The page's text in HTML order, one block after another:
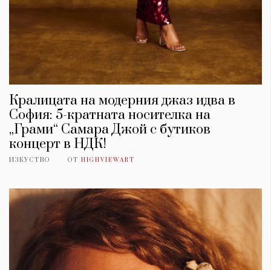
Кралицата на модерния джаз идва в
София: 5-кратната носителка на
„Грами“ Самара Джой с бутиков
концерт в НДК!
ИЗКУСТВО ОТ HIGHVIEWART